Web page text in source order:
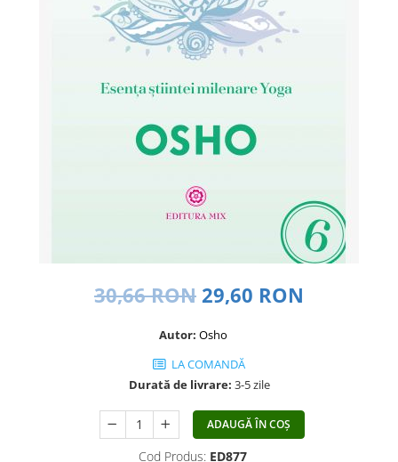
Seria Montauk
Viata după moarte30,66 RON 29,60 RON
Autor: Osho
LA COMANDĂ
Durată de livrare: 3-5 zile
ADAUGĂ ÎN COȘ
Cod Produs: ED877